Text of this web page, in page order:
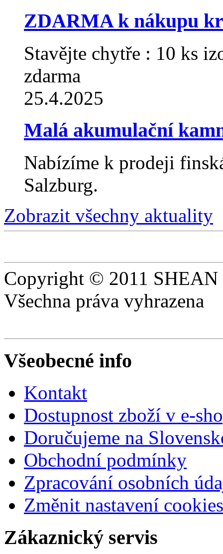
ZDARMA k nákupu
Stavějte chytře : 10 ks
zdarma
25.4.2025
Malá akumulační
Nabízíme k prodeji
Salzburg.
Zobrazit všechny aktuality
Copyright © 2011 SHEAN
Všechna práva vyhrazena
Všeobecné info
Kontakt
Dostupnost zboží v e-
Doručujeme na
Obchodní podmínky
Zpracování osobních
Změnit nastavení cookies
Zákaznický servis